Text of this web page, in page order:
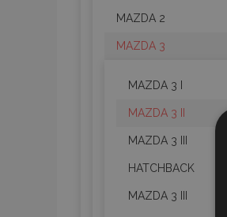
MAZDA 2
MAZDA 3
MAZDA 3 I
MAZDA 3 II
MAZDA 3 III
HATCHBACK
MAZDA 3 III